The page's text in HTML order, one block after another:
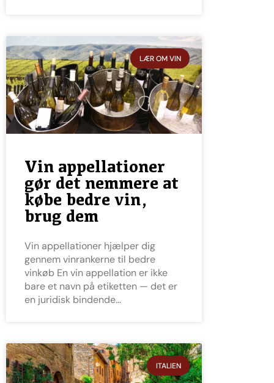
LÆR OM VIN
Vin appellationer
gør det nemmere at
købe bedre vin,
brug dem
Vin appellationer hjælper dig
gennem vinrankerne til bedre
vinkøb En vin appellation er ikke
bare et navn på etiketten — det er
en juridisk bindende
ITALIEN